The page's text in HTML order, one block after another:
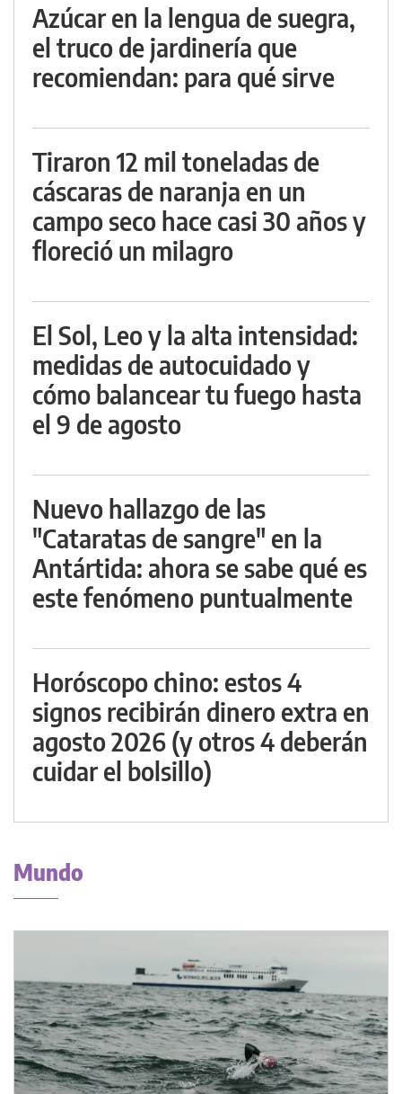
Azúcar en la lengua de suegra,
el truco de jardinería que
recomiendan: para qué sirve
Tiraron 12 mil toneladas de
cáscaras de naranja en un
campo seco hace casi 30 años y
floreció un milagro
El Sol, Leo y la alta intensidad:
medidas de autocuidado y
cómo balancear tu fuego hasta
el 9 de agosto
Nuevo hallazgo de las
"Cataratas de sangre" en la
Antártida: ahora se sabe qué es
este fenómeno puntualmente
Horóscopo chino: estos 4
signos recibirán dinero extra en
agosto 2026 (y otros 4 deberán
cuidar el bolsillo)
Mundo